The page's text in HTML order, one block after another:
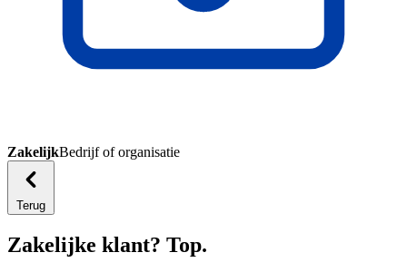
ZakelijkBedrijf of organisatie
Terug
Zakelijke klant? Top.